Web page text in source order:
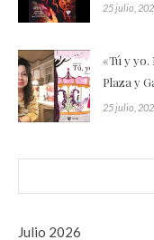
25 julio,
«Tú y
Plaza y
25 julio,
Julio 2026